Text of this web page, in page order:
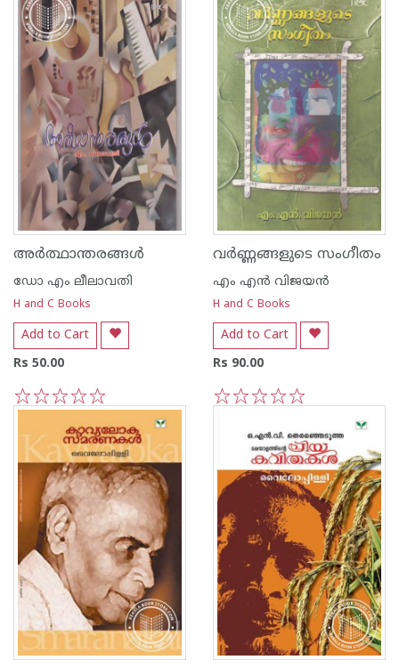
അര്‍ത്ഥാന്തരങ്ങള്‍
ഡോ എം ലീലാവതി
H and C Books
Add to Cart
Rs 50.00
5
4
3
2
1
വര്‍ണ്ണങ്ങളുടെ സംഗീതം
എം എന്‍ വിജയന്‍
H and C Books
Add to Cart
Rs 90.00